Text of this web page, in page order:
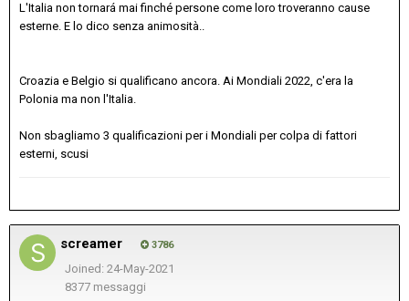
L'Italia non tornará mai finché persone come loro troveranno cause
esterne. E lo dico senza animosità..
Croazia e Belgio si qualificano ancora. Ai Mondiali 2022, c'era la
Polonia ma non l'Italia.
Non sbagliamo 3 qualificazioni per i Mondiali per colpa di fattori
esterni, scusi
screamer 3786
Joined: 24-May-2021
8377 messaggi